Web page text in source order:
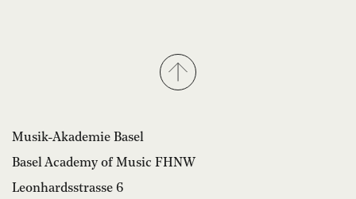
Musik-Akademie Basel
Basel Academy of Music FHNW
Leonhardsstrasse 6